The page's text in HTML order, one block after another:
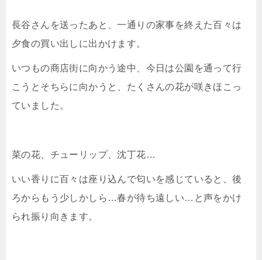
長谷さんを送ったあと、一通りの家事を終えた百々は
夕食の買い出しに出かけます。
いつもの商店街に向かう途中、今日は公園を通って行
こうとそちらに向かうと、たくさんの花が咲きほこっ
ていました。
菜の花、チューリップ、沈丁花…
いい香りに百々は座り込んで匂いを感じていると、後
ろからもう少しかしら…春が待ち遠しい…と声をかけ
られ振り向きます。